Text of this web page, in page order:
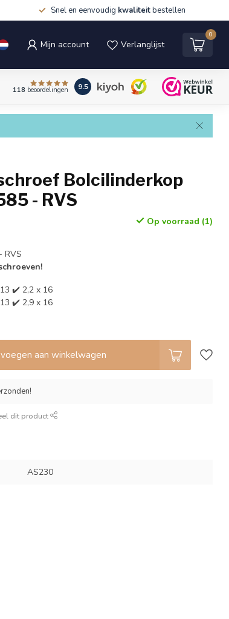
Snel en eenvoudig kwaliteitbestellen
Mijn account Verlanglijst
0
118 beoordelingen 9.5
Bolcilinderkop
- RVS
Op voorraad (1)
RVS
✔️ 2,2 x 16
✔️ 2,9 x 16
aan winkelwagen
dit product
AS230